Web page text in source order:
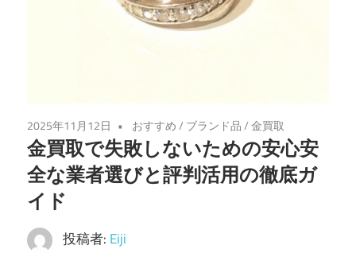
手
助
け
を
し
ま
2025年11月12日 おすすめ/ ブランド品/金買取
金買取で失敗しないための安心安
全な業者選びと評判活用の徹底ガ
イド
投稿者: Eiji